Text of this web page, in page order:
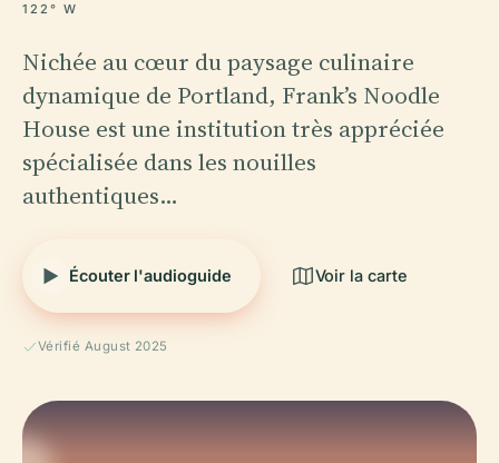
122° W
Nichée au cœur du paysage culinaire
dynamique de Portland, Frank’s Noodle
House est une institution très appréciée
spécialisée dans les nouilles
authentiques…
Écouter l'audioguide Voir la carte
Vérifié August 2025